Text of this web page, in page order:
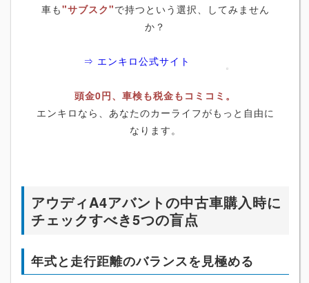
車も"サブスク"で持つという選択、してみません
か？
⇒ エンキロ公式サイト
頭金0円、車検も税金もコミコミ。
エンキロなら、あなたのカーライフがもっと自由に
なります。
アウディA4アバントの中古車購入時に
チェックすべき5つの盲点
年式と走行距離のバランスを見極める